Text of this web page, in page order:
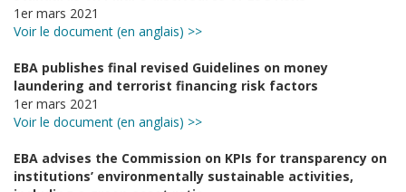
1er mars 2021
Voir le document (en anglais) >>
EBA publishes final revised Guidelines on money
laundering and terrorist financing risk factors
1er mars 2021
Voir le document (en anglais) >>
EBA advises the Commission on KPIs for transparency on
institutions’ environmentally sustainable activities,